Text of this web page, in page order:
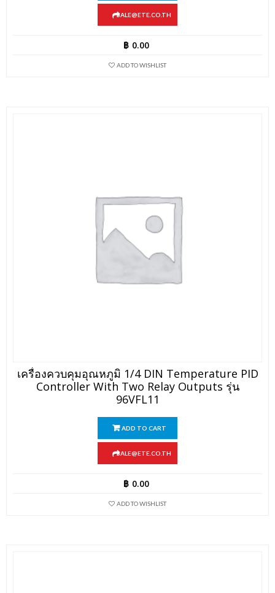
SALE@ETE.CO.TH
฿ 0.00
ADD TO WISHLIST
เครื่องควบคุมอุณหภูมิ 1/4 DIN Temperature PID
Controller With Two Relay Outputs รุ่น
96VFL11
ADD TO CART
SALE@ETE.CO.TH
฿ 0.00
ADD TO WISHLIST